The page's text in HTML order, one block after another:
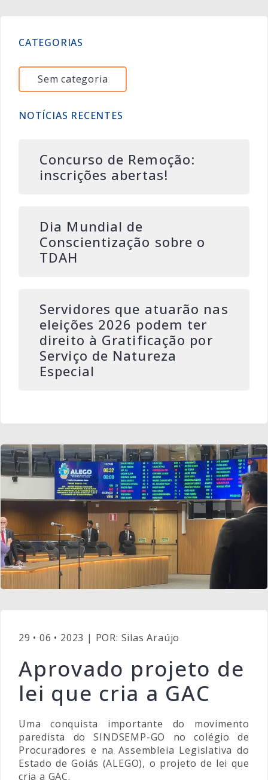
CATEGORIAS
Sem categoria
NOTÍCIAS RECENTES
Concurso de Remoção:
inscrições abertas!
Dia Mundial de
Conscientização sobre o
TDAH
Servidores que atuarão nas
eleições 2026 podem ter
direito à Gratificação por
Serviço de Natureza
Especial
29 • 06 • 2023 | POR: Silas Araújo
Aprovado projeto de
lei que cria a GAC
Uma conquista importante do movimento
paredista do SINDSEMP-GO no colégio de
Procuradores e na Assembleia Legislativa do
Estado de Goiás (ALEGO), o projeto de lei que
cria a GAC.